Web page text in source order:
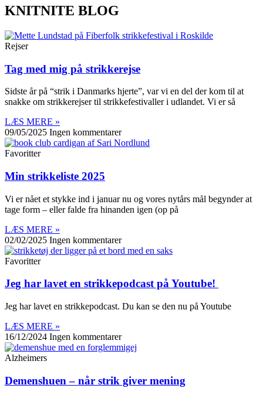
KNITNITE BLOG
Rejser
Tag med mig på strikkerejse
Sidste år på “strik i Danmarks hjerte”, var vi en del der kom til at
snakke om strikkerejser til strikkefestivaller i udlandet. Vi er så
LÆS MERE »
09/05/2025 Ingen kommentarer
Favoritter
Min strikkeliste 2025
Vi er nået et stykke ind i januar nu og vores nytårs mål begynder at
tage form – eller falde fra hinanden igen (op på
LÆS MERE »
02/02/2025 Ingen kommentarer
Favoritter
Jeg har lavet en strikkepodcast på Youtube!
Jeg har lavet en strikkepodcast. Du kan se den nu på Youtube
LÆS MERE »
16/12/2024 Ingen kommentarer
Alzheimers
Demenshuen – når strik giver mening